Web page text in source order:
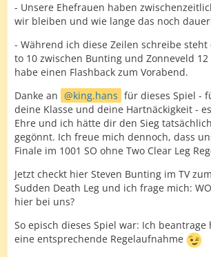
- Unsere Ehefrauen haben
wir bleiben und wie lange das noch
- Während ich diese Zeilen schreibe steht
to 10 zwischen Bunting und Zonneveld
habe einen Flashback zum Vorabend.
Danke an
king.hans für dieses Spiel -
deine Klasse und deine Hartnäckigkeit -
Ehre und ich hätte dir den Sieg
gegönnt. Ich freue mich dennoch, dass
Finale im 1001 SO ohne Two Clear Leg
Jetzt checkt hier Steven Bunting im TV
Sudden Death Leg und ich frage mich:
hier bei uns?
So episch dieses Spiel war: Ich
eine entsprechende Regelaufnahme